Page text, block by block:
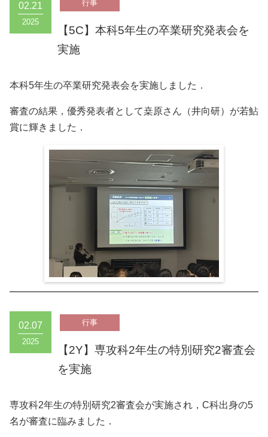
02.21
2025
【5C】本科5年生の卒業研究発表会を
実施
本科5年生の卒業研究発表会を実施しました．
審査の結果，優秀発表者として桒原さん（井向研）が若鮎
賞に輝きました．
02.07
2025
【2Y】専攻科2年生の特別研究2審査会
を実施
専攻科2年生の特別研究2審査会が実施され，C科出身の5
名が審査に臨みました．